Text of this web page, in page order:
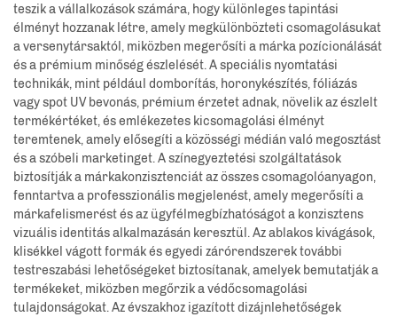
teszik a vállalkozások számára, hogy különleges tapintási
élményt hozzanak létre, amely megkülönbözteti csomagolásukat
a versenytársaktól, miközben megerősíti a márka pozícionálását
és a prémium minőség észlelését. A speciális nyomtatási
technikák, mint például domborítás, horonykészítés, fóliázás
vagy spot UV bevonás, prémium érzetet adnak, növelik az észlelt
termékértéket, és emlékezetes kicsomagolási élményt
teremtenek, amely elősegíti a közösségi médián való megosztást
és a szóbeli marketinget. A színegyeztetési szolgáltatások
biztosítják a márkakonzisztenciát az összes csomagolóanyagon,
fenntartva a professzionális megjelenést, amely megerősíti a
márkafelismerést és az ügyfélmegbízhatóságot a konzisztens
vizuális identitás alkalmazásán keresztül. Az ablakos kivágások,
klisékkel vágott formák és egyedi zárórendszerek további
testreszabási lehetőségeket biztosítanak, amelyek bemutatják a
termékeket, miközben megőrzik a védőcsomagolási
tulajdonságokat. Az évszakhoz igazított dizájnlehetőségek